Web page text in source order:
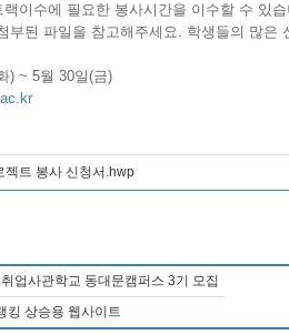
이수에 필요한 봉사시간을 이수할 수 있
된 파일을 참고해주세요. 학생들의 많은
) ~ 5월 30일(금)
젝트 봉사 신청서.hwp
업사관학교 동대문캠퍼스 3기 모집
킹 상승용 웹사이트